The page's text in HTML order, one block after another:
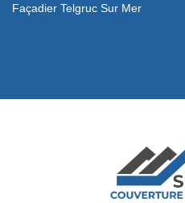
Façadier Telgruc Sur Mer